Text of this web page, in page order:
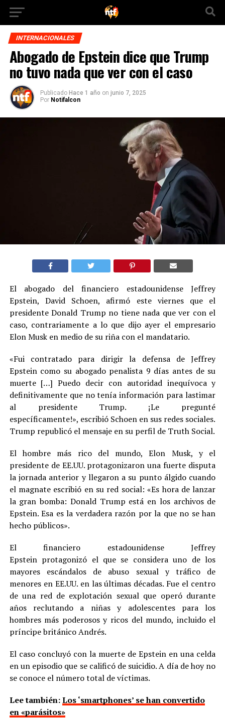
INTERNACIONALES
Abogado de Epstein dice que Trump
no tuvo nada que ver con el caso
Publicado Hace 1 año on junio 7, 2025
Por Notifalcon
El abogado del financiero estadounidense Jeffrey
Epstein, David Schoen, afirmó este viernes que el
presidente Donald Trump no tiene nada que ver con el
caso, contrariamente a lo que dijo ayer el empresario
Elon Musk en medio de su riña con el mandatario.
«Fui contratado para dirigir la defensa de Jeffrey
Epstein como su abogado penalista 9 días antes de su
muerte […] Puedo decir con autoridad inequívoca y
definitivamente que no tenía información para lastimar
al presidente Trump. ¡Le pregunté
específicamente!», escribió Schoen en sus redes sociales.
Trump republicó el mensaje en su perfil de Truth Social.
El hombre más rico del mundo, Elon Musk, y el
presidente de EE.UU. protagonizaron una fuerte disputa
la jornada anterior y llegaron a su punto álgido cuando
el magnate escribió en su red social: «Es hora de lanzar
la gran bomba: Donald Trump está en los archivos de
Epstein. Esa es la verdadera razón por la que no se han
hecho públicos».
El financiero estadounidense Jeffrey
Epstein protagonizó el que se considera uno de los
mayores escándalos de abuso sexual y tráfico de
menores en EE.UU. en las últimas décadas. Fue el centro
de una red de explotación sexual que operó durante
años reclutando a niñas y adolescentes para los
hombres más poderosos y ricos del mundo, incluido el
príncipe británico Andrés.
El caso concluyó con la muerte de Epstein en una celda
en un episodio que se calificó de suicidio. A día de hoy no
se conoce el número total de víctimas.
Lee también:Los ‘smartphones’ se han convertido
en «parásitos»